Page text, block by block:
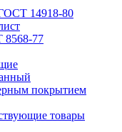
14918-80
77
покрытием
товары